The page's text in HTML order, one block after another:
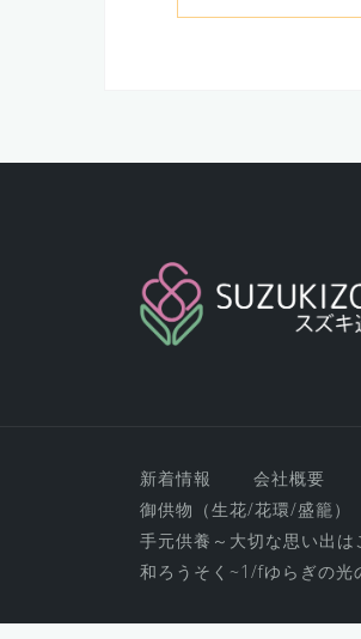
新着情報 会社概要
御供物（生花/花環/盛籠）
手元供養～大切な思い出は
和ろうそく~1/fゆらぎの光